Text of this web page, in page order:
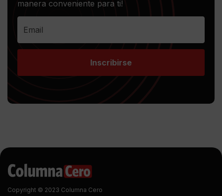
manera conveniente para ti!
Inscribirse
Copyright © 2023 Columna Cero